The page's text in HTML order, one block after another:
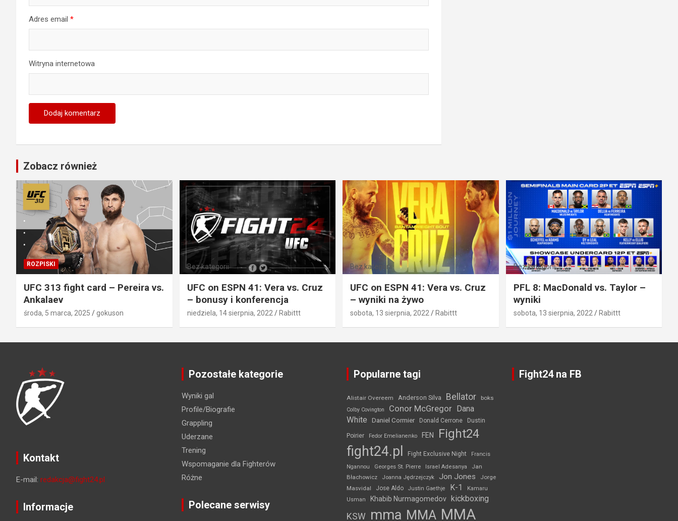
Adres email *
Witryna internetowa
Zobacz również
ROZPISKI
UFC 313 fight card – Pereira vs.
Ankalaev
środa, 5 marca, 2025 gokuson
Bez kategorii
UFC on ESPN 41: Vera vs. Cruz
– bonusy i konferencja
niedziela, 14 sierpnia, 2022 Rabittt
Bez kategorii
UFC on ESPN 41: Vera vs. Cruz
– wyniki na żywo
sobota, 13 sierpnia, 2022 Rabittt
Bez kategorii
PFL 8: MacDonald vs. Taylor –
wyniki
sobota, 13 sierpnia, 2022 Rabittt
Kontakt
E-mail: redakcja@fight24.pl
Informacje
Pozostałe kategorie
Wyniki gal
Profile/Biografie
Grappling
Uderzane
Trening
Wspomaganie dla Fighterów
Różne
Polecane serwisy
Popularne tagi
Alistair Overeem Anderson Silva Bellator boks
Colby Covington Conor McGregor Dana
White
Daniel Cormier Donald Cerrone Dustin
Poirier Fedor Emelianenko FEN Fight24
fight24.pl Fight Exclusive Night
Francis
Ngannou
Georges St. Pierre Israel Adesanya
Jan
Błachowicz
Joanna Jędrzejczyk Jon Jones
Jorge
Masvidal
Jose Aldo Justin Gaethje K-1
Kamaru
Usman
Khabib Nurmagomedov kickboxing
KSW mma MMA MMA
Fight24 na FB